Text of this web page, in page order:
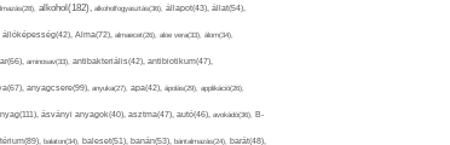
alkohol(182), alkoholfogyasztás(36), állapot(43), állat(54),
állóképesség(42), Alma(72), almaecet(26), aloe vera(33), álom(34),
aminosav(33), antibakteriális(42), antibiotikum(47),
anyagcsere(99), anyuka(27), apa(42), ápolás(29), applikáció(26),
ásványi anyagok(40), asztma(47), autó(46), avokádó(36), B-
balaton(34), baleset(51), banán(53), bántalmazás(24), barát(48),